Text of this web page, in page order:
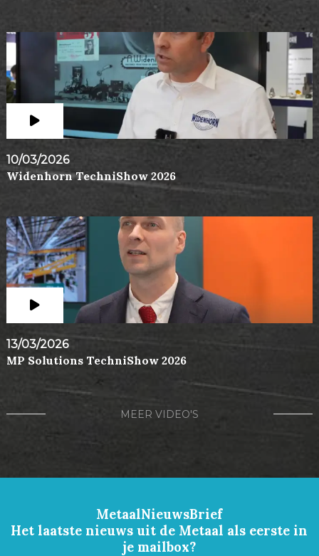
10/03/2026
Widenhorn TechniShow 2026
13/03/2026
MP Solutions TechniShow 2026
MEER VIDEO'S
MetaalNieuwsBrief
Het laatste nieuws uit de Metaal als eerste in
je mailbox?